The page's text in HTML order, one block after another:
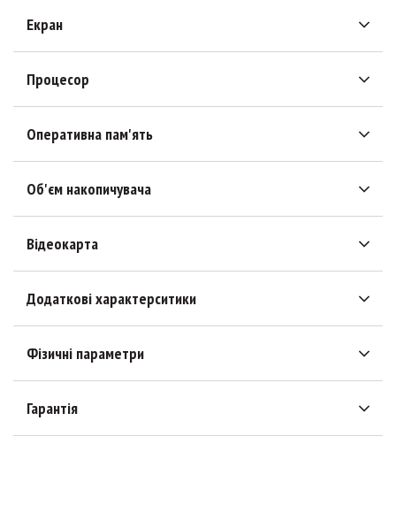
Екран
Процесор
Оперативна пам'ять
Об'єм накопичувача
Відеокарта
Додаткові характерситики
Фізичні параметри
Гарантія